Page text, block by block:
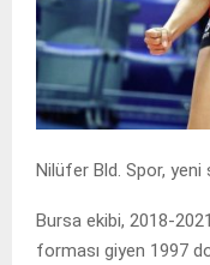
Nilüfer Bld. Spor, yeni
Bursa ekibi, 2018-
forması giyen 1997